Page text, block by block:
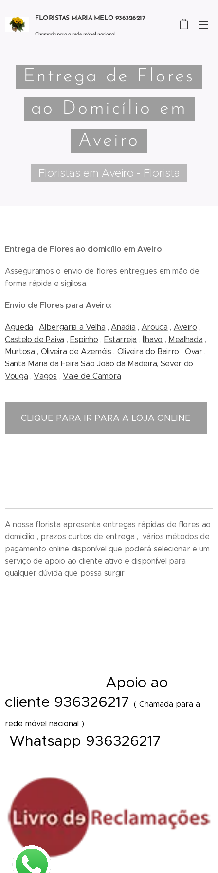
FLORISTAS MARIA MELO 936326217
Chamada para a rede móvel nacional
Entrega de Flores
ao Domicílio em
Aveiro
Floristas em Aveiro - Florista
Entrega de Flores ao domicílio em Aveiro
Asseguramos o envio de flores entregues em mão de
forma rápida e sigilosa.
Envio de Flores para Aveiro:
Águeda ,Albergaria a Velha ,Anadia , Arouca , Aveiro ,
Castelo de Paiva , Espinho , Estarreja , Ílhavo , Mealhada ,
Murtosa , Oliveira de Azeméis , Oliveira do Bairro ,Ovar,
Santa Maria da Feira São João da Madeira, Sever do
Vouga ,Vagos , Vale de Cambra
CLIQUE PARA IR PARA A LOJA ONLINE
A nossa florista apresenta entregas rápidas de flores ao
domicilio , prazos curtos de entrega , vários métodos de
pagamento online disponível que poderá selecionar e um
serviço de apoio ao cliente ativo e disponível para
qualquer dúvida que possa surgir
Apoio ao
cliente 936326217 ( Chamada para a
rede móvel nacional )
Whatsapp 936326217